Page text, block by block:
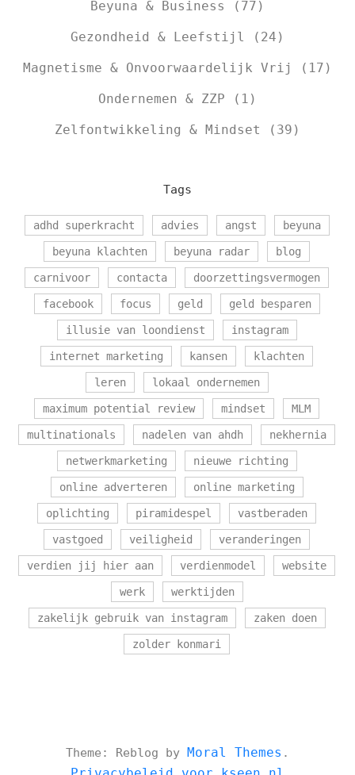
Beyuna & Business (77)
Gezondheid & Leefstijl (24)
Magnetisme & Onvoorwaardelijk Vrij (17)
Ondernemen & ZZP (1)
Zelfontwikkeling & Mindset (39)
Tags
adhd superkracht advies angst beyuna
beyuna klachten beyuna radar blog
carnivoor contacta doorzettingsvermogen
facebook focus geld geld besparen
illusie van loondienst instagram
internet marketing kansen klachten
leren lokaal ondernemen
maximum potential review mindset MLM
multinationals nadelen van ahdh nekhernia
netwerkmarketing nieuwe richting
online adverteren online marketing
oplichting piramidespel vastberaden
vastgoed veiligheid veranderingen
verdien jij hier aan verdienmodel website
werk werktijden
zakelijk gebruik van instagram zaken doen
zolder konmari
Theme: Reblog by Moral Themes .